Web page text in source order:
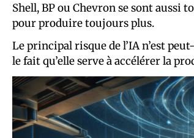
Shell, BP ou Chevron se sont aussi
pour produire toujours plus.
Le principal risque de l’IA n’est
le fait qu’elle serve à accélérer la